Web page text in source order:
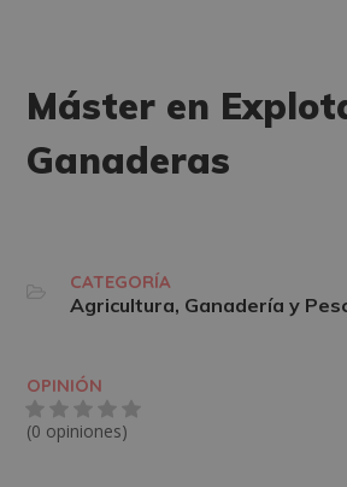
Máster en
Ganaderas
CATEGORÍA
Agricultura, Ganadería y
OPINIÓN
(0 opiniones)